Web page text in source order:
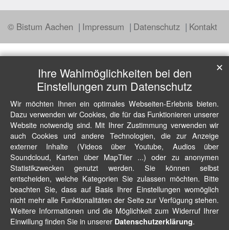
© Bistum Aachen Impressum Datenschutz Kontakt
Ihre Wahlmöglichkeiten bei den
Einstellungen zum Datenschutz
Wir möchten Ihnen ein optimales Webseiten-Erlebnis bieten.
Dazu verwenden wir Cookies, die für das Funktionieren unserer
Website notwendig sind. Mit Ihrer Zustimmung verwenden wir
auch Cookies und andere Technologien, die zur Anzeige
externer Inhalte (Videos über Youtube, Audios über
Soundcloud, Karten über MapTiler ...) oder zu anonymen
Statistikzwecken genutzt werden. Sie können selbst
entscheiden, welche Kategorien Sie zulassen möchten. Bitte
beachten Sie, dass auf Basis Ihrer Einstellungen womöglich
nicht mehr alle Funktionalitäten der Seite zur Verfügung stehen.
Weitere Informationen und die Möglichkeit zum Widerruf Ihrer
Einwillung finden Sie in unserer Datenschutzerklärung.
✕